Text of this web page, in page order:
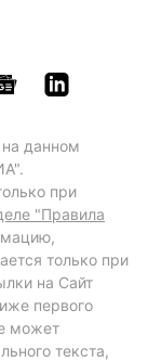
данном
при
"Правила
только при
на Сайт
первого
может
текста,